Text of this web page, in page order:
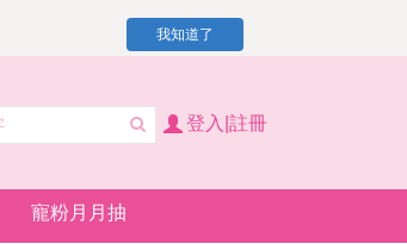
我知道了
登入|註冊
寵粉月月抽